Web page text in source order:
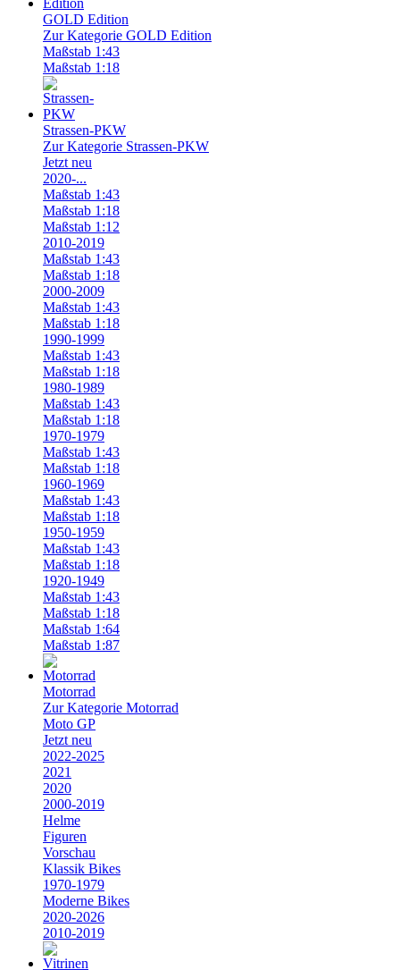
GOLD Edition
Zur Kategorie GOLD Edition
Maßstab 1:43
Maßstab 1:18
Strassen-PKW
Zur Kategorie Strassen-PKW
Jetzt neu
2020-...
Maßstab 1:43
Maßstab 1:18
Maßstab 1:12
2010-2019
Maßstab 1:43
Maßstab 1:18
2000-2009
Maßstab 1:43
Maßstab 1:18
1990-1999
Maßstab 1:43
Maßstab 1:18
1980-1989
Maßstab 1:43
Maßstab 1:18
1970-1979
Maßstab 1:43
Maßstab 1:18
1960-1969
Maßstab 1:43
Maßstab 1:18
1950-1959
Maßstab 1:43
Maßstab 1:18
1920-1949
Maßstab 1:43
Maßstab 1:18
Maßstab 1:64
Maßstab 1:87
Motorrad
Zur Kategorie Motorrad
Moto GP
Jetzt neu
2022-2025
2021
2020
2000-2019
Helme
Figuren
Vorschau
Klassik Bikes
1970-1979
Moderne Bikes
2020-2026
2010-2019